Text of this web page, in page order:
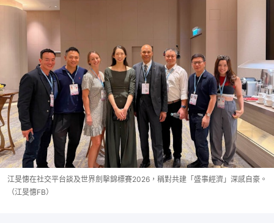
江旻憓在社交平台談及世界劍擊錦標賽2026，稱對共建「盛事經濟」深感自豪。
（江旻憓FB）